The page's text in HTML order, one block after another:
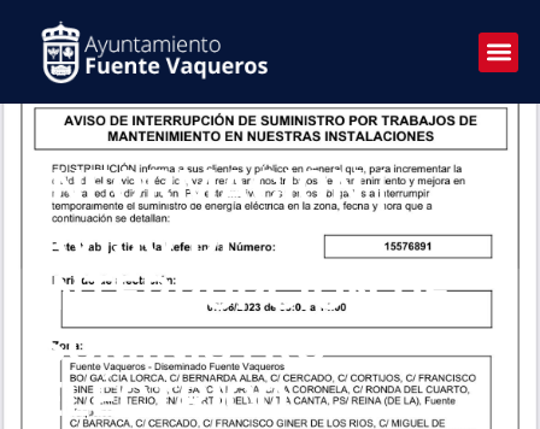
INFORMACIÓN |
AVISO DE
INTERRUPCIÓN DE
SUMINISTRO
ELÉCTRICO